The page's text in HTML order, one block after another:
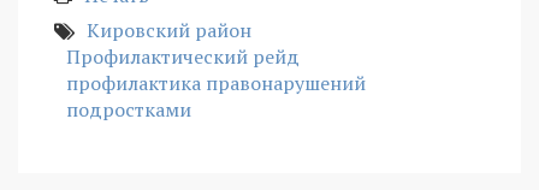
Кировский район
Профилактический рейд
профилактика правонарушений
подростками